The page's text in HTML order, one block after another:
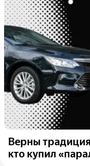
Верны
кто купил